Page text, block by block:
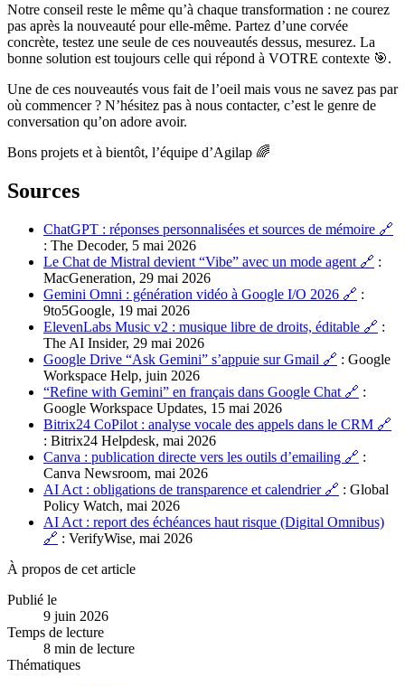
Notre conseil reste le même qu’à chaque transformation : ne courez
pas après la nouveauté pour elle-même. Partez d’une corvée
concrète, testez une seule de ces nouveautés dessus, mesurez. La
bonne solution est toujours celle qui répond à VOTRE contexte 🎯.
Une de ces nouveautés vous fait de l’oeil mais vous ne savez pas par
où commencer ? N’hésitez pas à nous contacter, c’est le genre de
conversation qu’on adore avoir.
Bons projets et à bientôt, l’équipe d’Agilap 🌈
Sources
ChatGPT : réponses personnalisées et sources de mémoire 🔗
: The Decoder, 5 mai 2026
Le Chat de Mistral devient “Vibe” avec un mode agent 🔗 :
MacGeneration, 29 mai 2026
Gemini Omni : génération vidéo à Google I/O 2026 🔗 :
9to5Google, 19 mai 2026
ElevenLabs Music v2 : musique libre de droits, éditable 🔗 :
The AI Insider, 29 mai 2026
Google Drive “Ask Gemini” s’appuie sur Gmail 🔗 : Google
Workspace Help, juin 2026
“Refine with Gemini” en français dans Google Chat 🔗 :
Google Workspace Updates, 15 mai 2026
Bitrix24 CoPilot : analyse vocale des appels dans le CRM 🔗
: Bitrix24 Helpdesk, mai 2026
Canva : publication directe vers les outils d’emailing 🔗 :
Canva Newsroom, mai 2026
AI Act : obligations de transparence et calendrier 🔗 : Global
Policy Watch, mai 2026
AI Act : report des échéances haut risque (Digital Omnibus)
🔗 : VerifyWise, mai 2026
À propos de cet article
Publié le
9 juin 2026
Temps de lecture
8 min de lecture
Thématiques